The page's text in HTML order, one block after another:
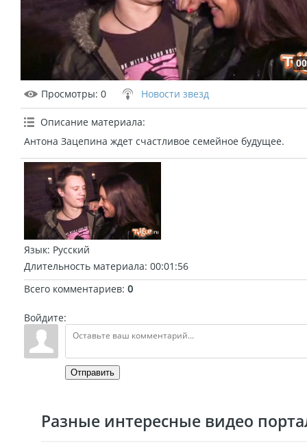
Просмотры: 0 Новости звезд
Описание материала:
Антона Зацепина ждет счастливое семейное будущее.
Язык: Русский
Длительность материала: 00:01:56
Всего комментариев: 0
Войдите:
Отправить
Разные интересные видео